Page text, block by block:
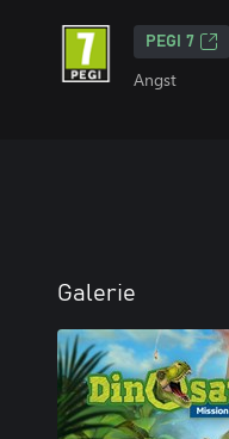
PEGI 7
Angst
Galerie